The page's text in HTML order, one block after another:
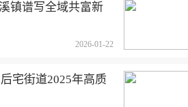
镇谱写全域共富新
2026-01-22
宅街道2025年高质